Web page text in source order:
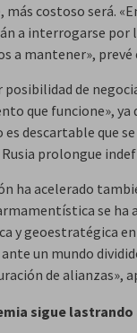
más costoso será.
a interrogarse por
a mantener», prevé
posibilidad de
que funcione», ya
es descartable que
Rusia prolongue
ha acelerado
se ha
y geoestratégica
un mundo
de alianzas»,
sigue lastrando